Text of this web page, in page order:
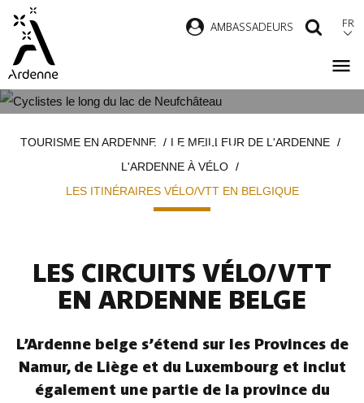
contenu
principal
AMBASSADEURS FR
BELGIQUE
d'ArianeTOURISME EN ARDENNE
LE MEILLEUR DE L'ARDENNE
L'ARDENNE À VÉLO
LES ITINÉRAIRES VÉLO/VTT EN BELGIQUE
LES CIRCUITS VÉLO/VTT
EN ARDENNE BELGE
L’Ardenne belge s’étend sur les Provinces de
Namur, de Liège et du Luxembourg et inclut
également une partie de la province du